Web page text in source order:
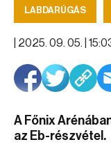
LABDARÚGÁS
2025. 09. 05. |
A Főnix
az Eb-részvétel.